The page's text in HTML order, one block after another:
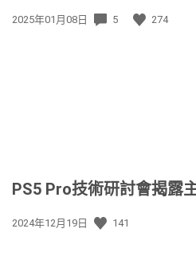
發
2025年01月08日 5 274
PS5 Pro技術研討會揭露
發
2024年12月19日 141